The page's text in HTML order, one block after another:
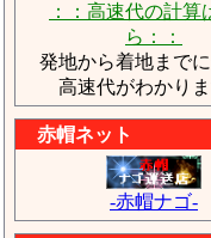
：：高速代の計算
ら：：
発地から着地まで
高速代がわかりま
赤帽ネット
-赤帽ナゴ-